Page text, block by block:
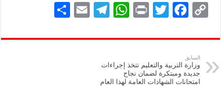
C
p
y
Li
F
eb
k
T
tt
P
nt
W
at
A
Te
gr
E
ai
ar
السابق
وزارة التربية والتعليم تتخذ إجراءات
جديدة ومبتكرة لضمان نجاح
امتحانات الشهادات العامة لهذا العام